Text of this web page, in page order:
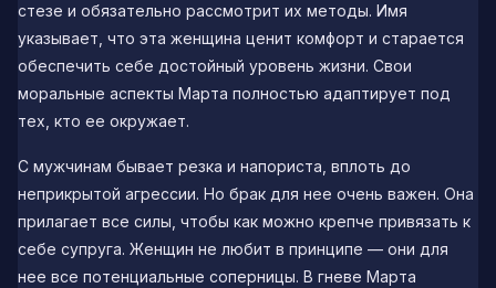
стезе и обязательно рассмотрит их методы. Имя
указывает, что эта женщина ценит комфорт и старается
обеспечить себе достойный уровень жизни. Свои
моральные аспекты Марта полностью адаптирует под
тех, кто ее окружает.
С мужчинам бывает резка и напориста, вплоть до
неприкрытой агрессии. Но брак для нее очень важен. Она
прилагает все силы, чтобы как можно крепче привязать к
себе супруга. Женщин не любит в принципе — они для
нее все потенциальные соперницы. В гневе Марта